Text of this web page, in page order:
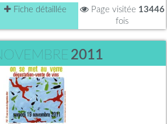
Fiche détaillée Page visitée 13446
fois
2011